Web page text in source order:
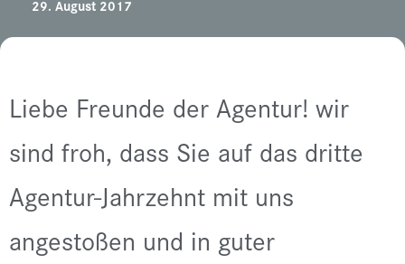
29. August 2017
Liebe Freunde der Agentur! wir
sind froh, dass Sie auf das dritte
Agentur-Jahrzehnt mit uns
angestoßen und in guter